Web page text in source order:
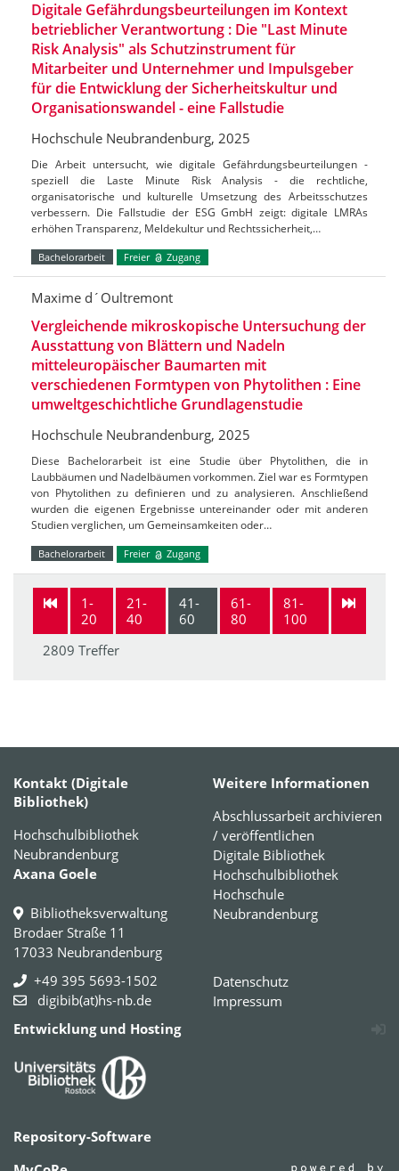
Digitale Gefährdungsbeurteilungen im Kontext
betrieblicher Verantwortung : Die "Last Minute
Risk Analysis" als Schutzinstrument für
Mitarbeiter und Unternehmer und Impulsgeber
für die Entwicklung der Sicherheitskultur und
Organisationswandel - eine Fallstudie
Hochschule Neubrandenburg, 2025
Die Arbeit untersucht, wie digitale Gefährdungsbeurteilungen -
speziell die Laste Minute Risk Analysis - die rechtliche,
organisatorische und kulturelle Umsetzung des Arbeitsschutzes
verbessern. Die Fallstudie der ESG GmbH zeigt: digitale LMRAs
erhöhen Transparenz, Meldekultur und Rechtssicherheit,…
Bachelorarbeit Freier Zugang
Maxime d´Oultremont
Vergleichende mikroskopische Untersuchung der
Ausstattung von Blättern und Nadeln
mitteleuropäischer Baumarten mit
verschiedenen Formtypen von Phytolithen : Eine
umweltgeschichtliche Grundlagenstudie
Hochschule Neubrandenburg, 2025
Diese Bachelorarbeit ist eine Studie über Phytolithen, die in
Laubbäumen und Nadelbäumen vorkommen. Ziel war es Formtypen
von Phytolithen zu definieren und zu analysieren. Anschließend
wurden die eigenen Ergebnisse untereinander oder mit anderen
Studien verglichen, um Gemeinsamkeiten oder…
Bachelorarbeit Freier Zugang
1-
20
21-
40
41-
60
61-
80
81-
100
2809 Treffer
Kontakt (Digitale
Bibliothek)
Hochschulbibliothek
Neubrandenburg
Axana Goele
Bibliotheksverwaltung
Brodaer Straße 11
17033 Neubrandenburg
+49 395 5693-1502
digibib(at)hs-nb.de
Weitere Informationen
Abschlussarbeit archivieren
/ veröffentlichen
Digitale Bibliothek
Hochschulbibliothek
Hochschule
Neubrandenburg
Datenschutz
Impressum
Entwicklung und Hosting
Repository-Software